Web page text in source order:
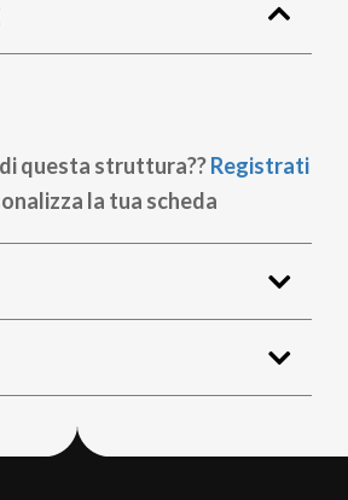
questa struttura??Registrati
la tua scheda